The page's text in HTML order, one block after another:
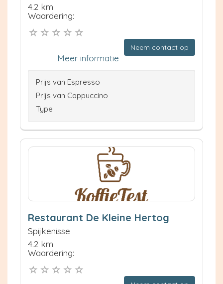
4.2 km
Waardering:
Neem contact op
Meer informatie
Prijs van Espresso
Prijs van Cappuccino
Type
Restaurant De Kleine Hertog
Spijkenisse
4.2 km
Waardering: